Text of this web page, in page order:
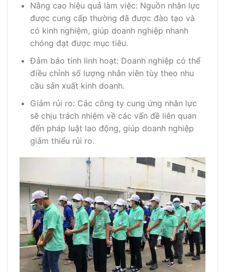
Nâng cao hiệu quả làm việc: Nguồn nhân lực
được cung cấp thường đã được đào tạo và
có kinh nghiệm, giúp doanh nghiệp nhanh
chóng đạt được mục tiêu.
Đảm bảo tính linh hoạt: Doanh nghiệp có thể
điều chỉnh số lượng nhân viên tùy theo nhu
cầu sản xuất kinh doanh.
Giảm rủi ro: Các công ty cung ứng nhân lực
sẽ chịu trách nhiệm về các vấn đề liên quan
đến pháp luật lao động, giúp doanh nghiệp
giảm thiểu rủi ro.